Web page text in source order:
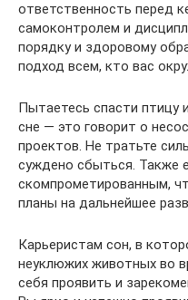
ответственность перед
самоконтролем и
порядку и здоровому
подход всем, кто вас
Пытаетесь спасти птицу
сне — это говорит о
проектов. Не тратьте
суждено сбыться. Также
скомпрометированным,
планы на дальнейшее
Карьеристам сон, в
неуклюжих животных во
себя проявить и